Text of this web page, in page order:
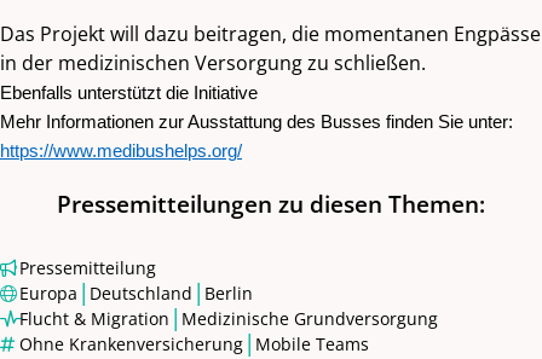
Das Projekt will dazu beitragen, die momentanen Engpässe
in der medizinischen Versorgung zu schließen.
Ebenfalls unterstützt die Initiative
Mehr Informationen zur Ausstattung des Busses finden Sie unter:
https://www.medibushelps.org/
Pressemitteilungen zu diesen Themen:
Pressemitteilung
Europa | Deutschland | Berlin
Flucht & Migration | Medizinische Grundversorgung
Ohne Krankenversicherung | Mobile Teams